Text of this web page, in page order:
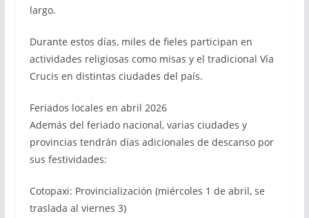
largo.
Durante estos días, miles de fieles participan en
actividades religiosas como misas y el tradicional Vía
Crucis en distintas ciudades del país.
Feriados locales en abril 2026
Además del feriado nacional, varias ciudades y
provincias tendrán días adicionales de descanso por
sus festividades:
Cotopaxi: Provincialización (miércoles 1 de abril, se
traslada al viernes 3)